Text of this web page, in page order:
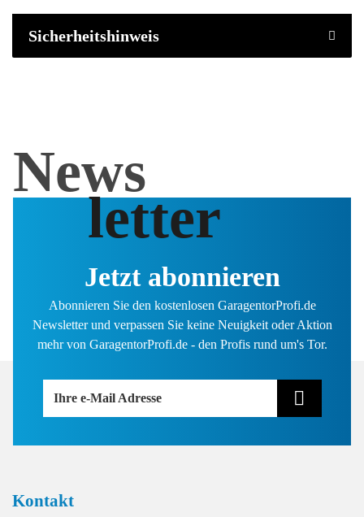
Sicherheitshinweis
News
letter
Jetzt abonnieren
Abonnieren Sie den kostenlosen GaragentorProfi.de
Newsletter und verpassen Sie keine Neuigkeit oder Aktion
mehr von GaragentorProfi.de - den Profis rund um's Tor.
Ihre e-Mail Adresse
Kontakt